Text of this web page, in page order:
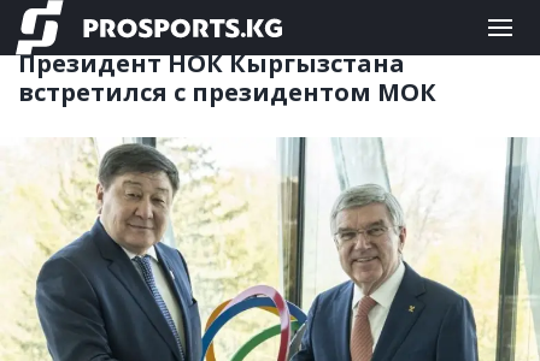
ДРУГИЕ 08.04.2025 08:45
Президент НОК Кыргызстана
встретился с президентом МОК